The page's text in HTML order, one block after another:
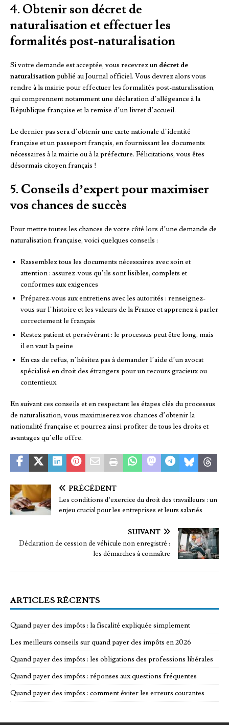
4. Obtenir son décret de
naturalisation et effectuer les
formalités post-naturalisation
Si votre demande est acceptée, vous recevrez un décret de
naturalisationpublié au Journal officiel. Vous devrez alors vous
rendre à la mairie pour effectuer les formalités post-naturalisation,
qui comprennent notamment une déclaration d’allégeance à la
République française et la remise d’un livret d’accueil.
Le dernier pas sera d’obtenir une carte nationale d’identité
française et un passeport français, en fournissant les documents
nécessaires à la mairie ou à la préfecture. Félicitations, vous êtes
désormais citoyen français !
5. Conseils d’expert pour maximiser
vos chances de succès
Pour mettre toutes les chances de votre côté lors d’une demande de
naturalisation française, voici quelques conseils :
Rassemblez tous les documents nécessaires avec soin et
attention : assurez-vous qu’ils sont lisibles, complets et
conformes aux exigences
Préparez-vous aux entretiens avec les autorités : renseignez-
vous sur l’histoire et les valeurs de la France et apprenez à parler
correctement le français
Restez patient et persévérant : le processus peut être long, mais
il en vaut la peine
En cas de refus, n’hésitez pas à demander l’aide d’un avocat
spécialisé en droit des étrangers pour un recours gracieux ou
contentieux.
En suivant ces conseils et en respectant les étapes clés du processus
de naturalisation, vous maximiserez vos chances d’obtenir la
nationalité française et pourrez ainsi profiter de tous les droits et
avantages qu’elle offre.
PRÉCÉDENT
Les conditions d’exercice du droit des travailleurs : un
enjeu crucial pour les entreprises et leurs salariés
SUIVANT
Déclaration de cession de véhicule non enregistré :
les démarches à connaître
ARTICLES RÉCENTS
Quand payer des impôts : la fiscalité expliquée simplement
Les meilleurs conseils sur quand payer des impôts en 2026
Quand payer des impôts : les obligations des professions libérales
Quand payer des impôts : réponses aux questions fréquentes
Quand payer des impôts : comment éviter les erreurs courantes